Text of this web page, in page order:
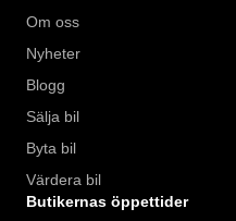
Om oss
Nyheter
Blogg
Sälja bil
Byta bil
Värdera bil
Butikernas öppettider